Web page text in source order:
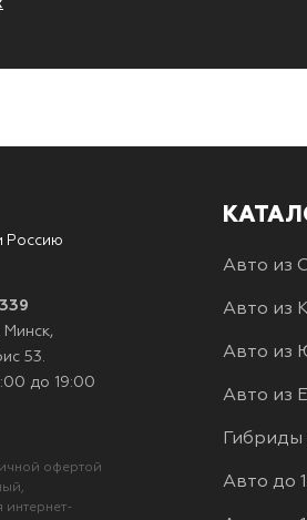
Авто из
Авто из
Авто из
Авто из
Авто до
Россию
Минск,
53.
до 19:00
офертой
интернет-